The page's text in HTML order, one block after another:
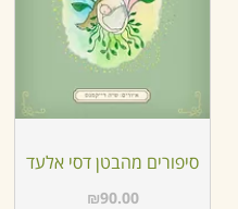
סיפורים מהבטן דסי אלעד
₪90.00